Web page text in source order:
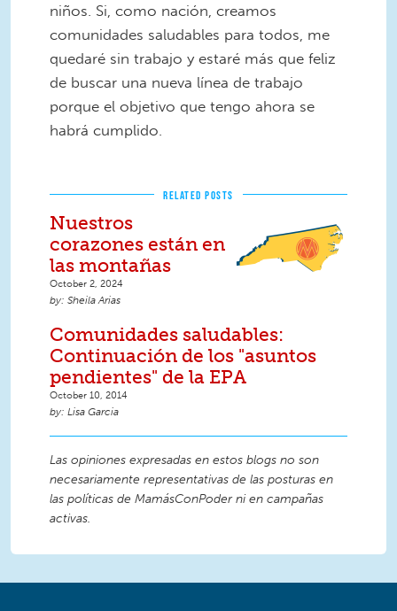
niños. Si, como nación, creamos
comunidades saludables para todos, me
quedaré sin trabajo y estaré más que feliz
de buscar una nueva línea de trabajo
porque el objetivo que tengo ahora se
habrá cumplido.
RELATED POSTS
Nuestros
corazones están en
las montañas
October 2, 2024
Sheila Arias
Comunidades saludables:
Continuación de los "asuntos
pendientes" de la EPA
October 10, 2014
Lisa Garcia
Las opiniones expresadas en estos blogs no son
necesariamente representativas de las posturas en
las políticas de MamásConPoder ni en campañas
activas.